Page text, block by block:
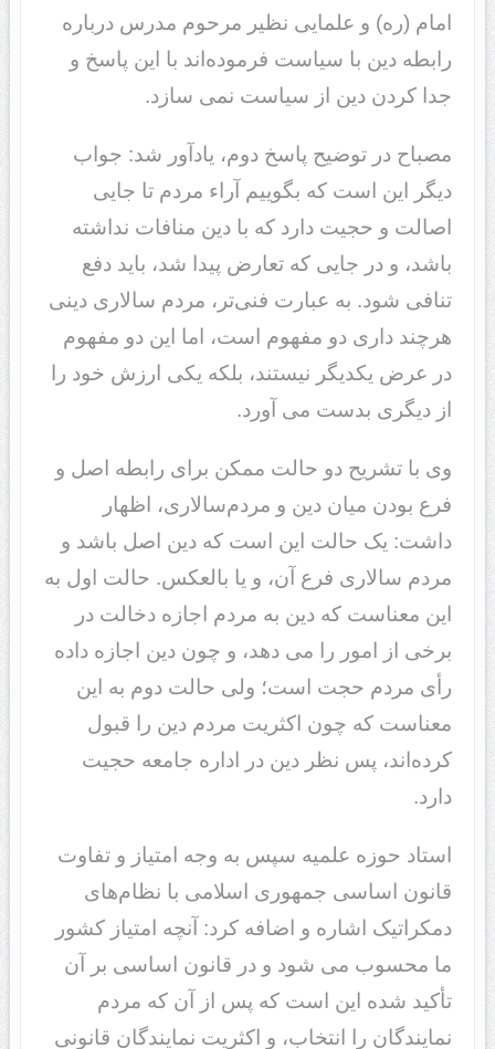
امام (ره) و علمایی نظیر مرحوم مدرس درباره
رابطه دین با سیاست فرموده‌اند با این پاسخ و
جدا کردن دین از سیاست نمی سازد.
مصباح در توضیح پاسخ دوم، یادآور شد: جواب
دیگر این است که بگوییم آراء مردم تا جایی
اصالت و حجیت دارد که با دین منافات نداشته
باشد، و در جایی که تعارض پیدا شد، باید دفع
تنافی شود. به عبارت فنی‌تر، مردم سالاری دینی
هرچند داری دو مفهوم است، اما این دو مفهوم
در عرض یکدیگر نیستند، بلکه یکی ارزش خود را
از دیگری بدست می آورد.
وی با تشریح دو حالت ممکن برای رابطه اصل و
فرع بودن میان دین و مردم‌سالاری، اظهار
داشت: یک حالت این است ‌که دین اصل باشد و
مردم سالاری فرع آن، و یا بالعکس. حالت اول به
این معناست که دین به مردم اجازه دخالت در
برخی از امور را می دهد، و چون دین اجازه داده
رأی مردم حجت است؛ ولی حالت دوم به این
معناست که چون اکثریت مردم دین را قبول
کرده‌اند، پس نظر دین در اداره جامعه حجیت
دارد.
استاد حوزه علمیه سپس به وجه امتیاز و تفاوت
قانون اساسی جمهوری اسلامی با نظام‌های
دمکراتیک اشاره و اضافه کرد: آنچه امتیاز کشور
ما محسوب می شود و در قانون اساسی بر آن
تأکید شده این است که پس از آن که مردم
نمایندگان را انتخاب، و اکثریت نمایندگان قانونی